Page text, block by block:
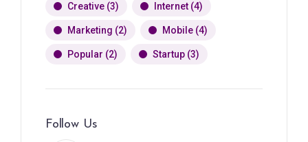
Creative (3) Internet (4)
Marketing (2) Mobile (4)
Popular (2) Startup (3)
Follow Us